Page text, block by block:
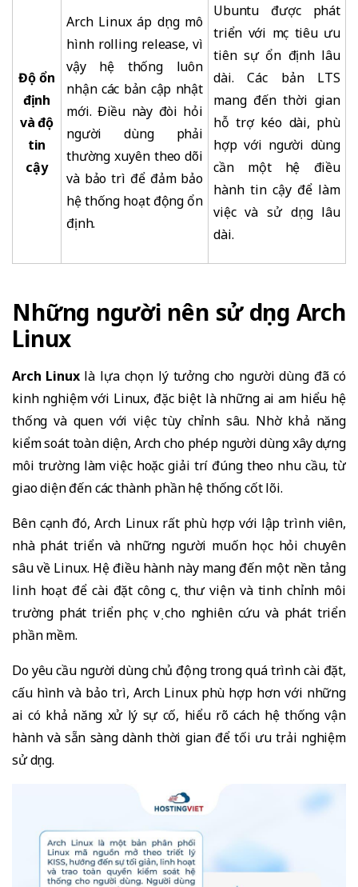
Độ ổn
định
và độ
tin
cậy
Arch Linux áp dụng mô
hình rolling release, vì
vậy hệ thống luôn
nhận các bản cập nhật
mới. Điều này đòi hỏi
người dùng phải
thường xuyên theo dõi
và bảo trì để đảm bảo
hệ thống hoạt động ổn
định.
Ubuntu được phát
triển với mục tiêu ưu
tiên sự ổn định lâu
dài. Các bản LTS
mang đến thời gian
hỗ trợ kéo dài, phù
hợp với người dùng
cần một hệ điều
hành tin cậy để làm
việc và sử dụng lâu
dài.
Những người nên sử dụng Arch
Linux
Arch Linuxlà lựa chọn lý tưởng cho người dùng đã có
kinh nghiệm với Linux, đặc biệt là những ai am hiểu hệ
thống và quen với việc tùy chỉnh sâu. Nhờ khả năng
kiểm soát toàn diện, Arch cho phép người dùng xây dựng
môi trường làm việc hoặc giải trí đúng theo nhu cầu, từ
giao diện đến các thành phần hệ thống cốt lõi.
Bên cạnh đó, Arch Linux rất phù hợp với lập trình viên,
nhà phát triển và những người muốn học hỏi chuyên
sâu về Linux. Hệ điều hành này mang đến một nền tảng
linh hoạt để cài đặt công cụ, thư viện và tinh chỉnh môi
trường phát triển phục vụ cho nghiên cứu và phát triển
phần mềm.
Do yêu cầu người dùng chủ động trong quá trình cài đặt,
cấu hình và bảo trì, Arch Linux phù hợp hơn với những
ai có khả năng xử lý sự cố, hiểu rõ cách hệ thống vận
hành và sẵn sàng dành thời gian để tối ưu trải nghiệm
sử dụng.